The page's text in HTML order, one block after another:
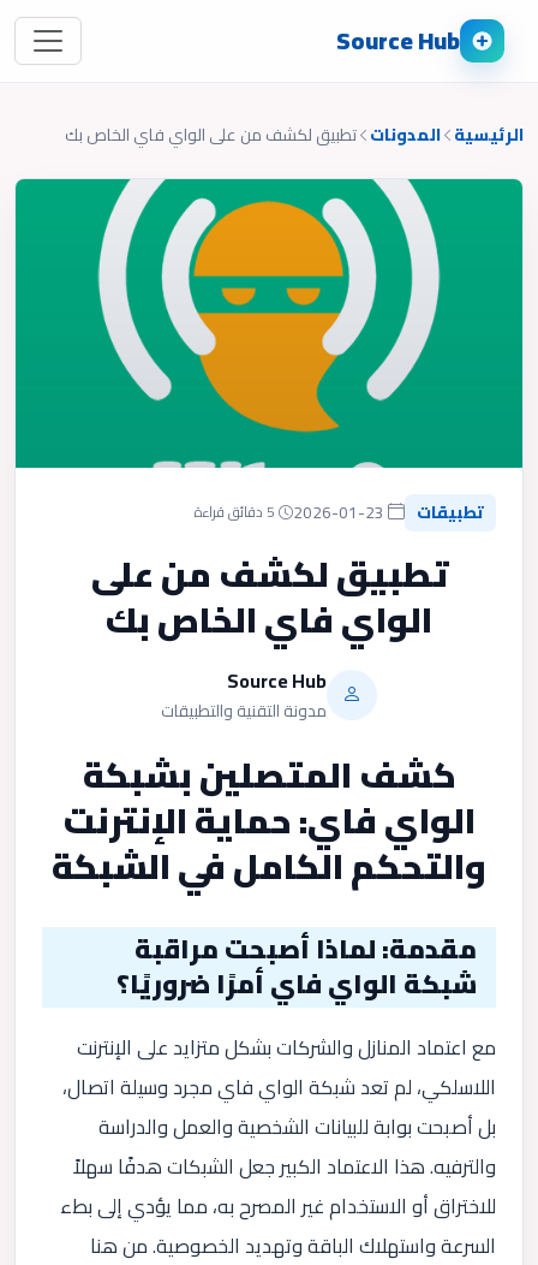
Source Hub
الرئيسية المدونات تطبيق لكشف من على الواي فاي الخاص بك
تطبيقات
تطبيق لكشف من على
الواي فاي الخاص بك
Source Hub
مدونة التقنية والتطبيقات
كشف المتصلين بشبكة
الواي فاي: حماية الإنترنت
والتحكم الكامل في الشبكة
مقدمة: لماذا أصبحت مراقبة
شبكة الواي فاي أمرًا ضروريًا؟
مع اعتماد المنازل والشركات بشكل متزايد على الإنترنت
اللاسلكي، لم تعد شبكة الواي فاي مجرد وسيلة اتصال،
بل أصبحت بوابة للبيانات الشخصية والعمل والدراسة
والترفيه. هذا الاعتماد الكبير جعل الشبكات هدفًا سهلاً
للاختراق أو الاستخدام غير المصرح به، مما يؤدي إلى بطء
السرعة واستهلاك الباقة وتهديد الخصوصية. من هنا